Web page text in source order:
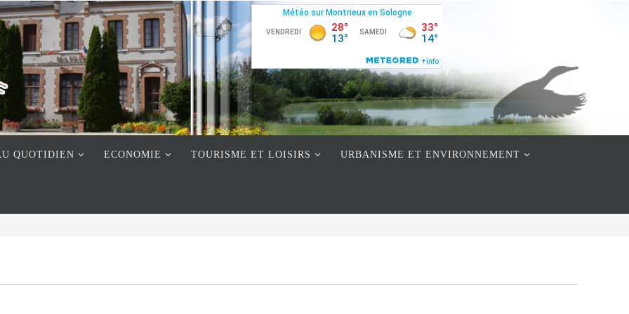
QUOTIDIEN ECONOMIE TOURISME ET LOISIRS URBANISME ET ENVIRONNEMENT